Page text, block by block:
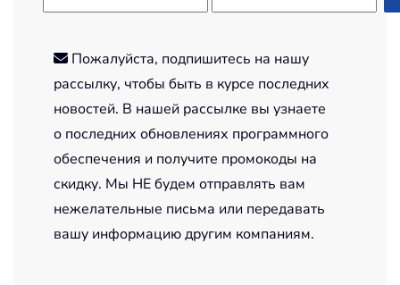
Пожалуйста, подпишитесь на нашу
рассылку, чтобы быть в курсе последних
новостей. В нашей рассылке вы узнаете
о последних обновлениях программного
обеспечения и получите промокоды на
скидку. Мы НЕ будем отправлять вам
нежелательные письма или передавать
вашу информацию другим компаниям.